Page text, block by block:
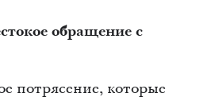
обращение с
потрясение, которые